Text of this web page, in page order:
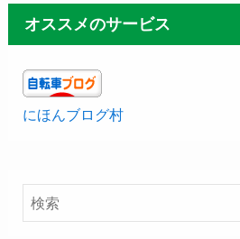
オススメのサービス
にほんブログ村